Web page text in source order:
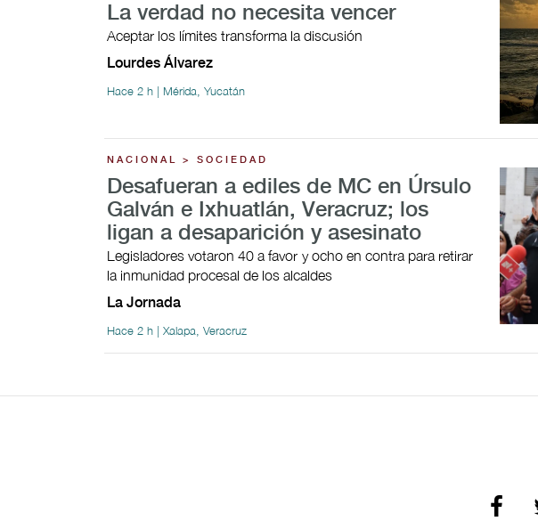
La verdad no necesita vencer
Aceptar los límites transforma la discusión
Lourdes Álvarez
Hace 2 h | Mérida, Yucatán
NACIONAL > SOCIEDAD
Desafueran a ediles de MC en Úrsulo
Galván e Ixhuatlán, Veracruz; los
ligan a desaparición y asesinato
Legisladores votaron 40 a favor y ocho en contra para retirar
la inmunidad procesal de los alcaldes
La Jornada
Hace 2 h | Xalapa, Veracruz